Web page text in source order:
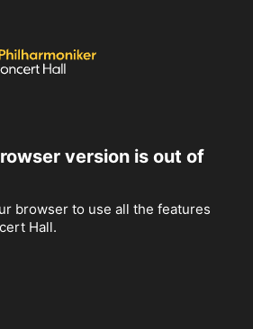
version is out of
browser to use all the features
Hall.